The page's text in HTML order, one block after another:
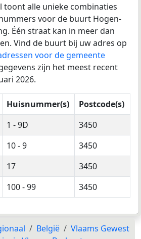
toont alle unieke combinaties
voor de buurt Hogen-
Één straat kan in meer dan
Vind de buurt bij uw adres op
voor de gemeente
zijn het meest recent
2026.
Huisnummer(s)
Postcode(s)
1 - 9D
3450
10 - 9
3450
17
3450
100 - 99 3450
België
Vlaams Gewest